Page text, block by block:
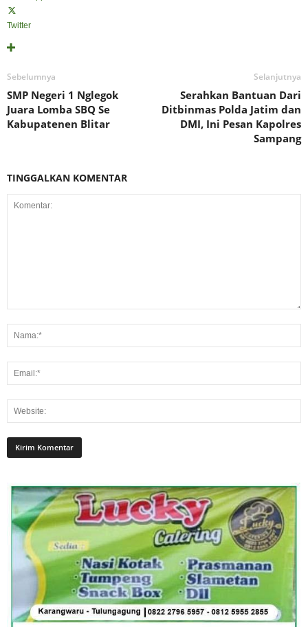
Twitter
Sebelumnya
SMP Negeri 1 Nglegok
Juara Lomba SBQ Se
Kabupatenen Blitar
Selanjutnya
Serahkan Bantuan Dari
Ditbinmas Polda Jatim dan
DMI, Ini Pesan Kapolres
Sampang
TINGGALKAN KOMENTAR